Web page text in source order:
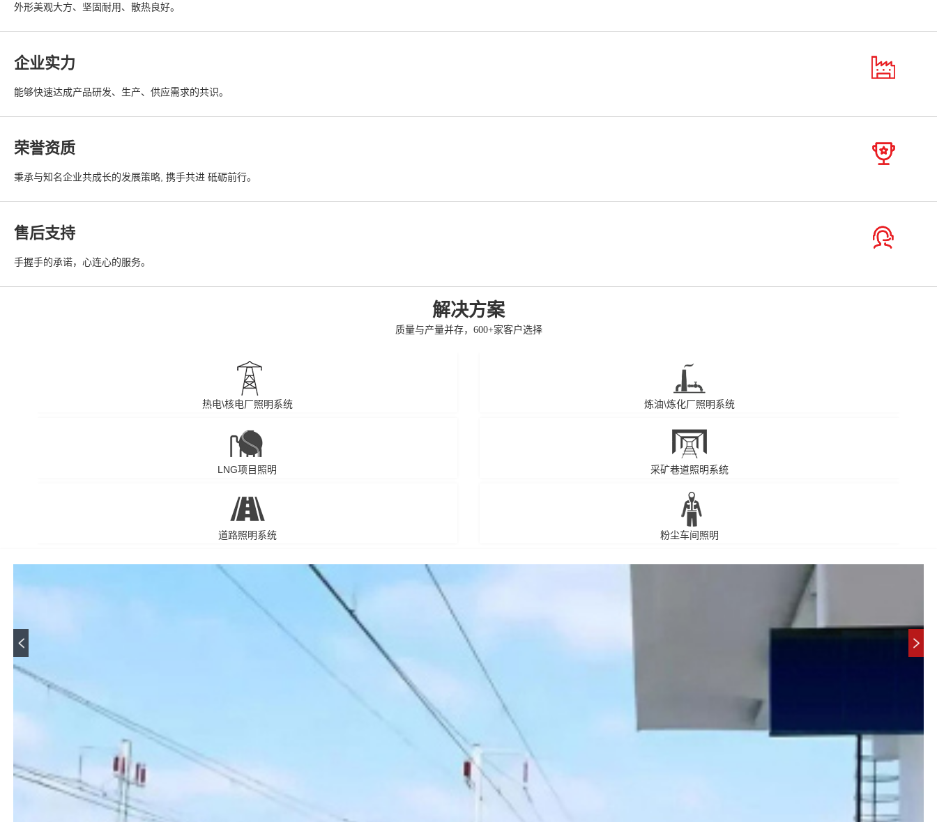
外形美观大方、坚固耐用、散热良好。
企业实力
能够快速达成产品研发、生产、供应需求的共识。
荣誉资质
秉承与知名企业共成长的发展策略, 携手共进 砥砺前行。
售后支持
手握手的承诺，心连心的服务。
解决方案
质量与产量并存，600+家客户选择
热电\核电厂照明系统 炼油\炼化厂照明系统
LNG项目照明 采矿巷道照明系统
道路照明系统 粉尘车间照明